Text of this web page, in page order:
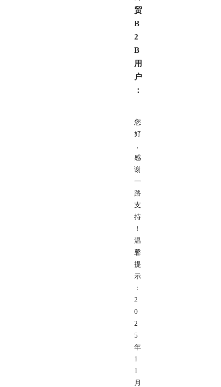
贸
B
2
B
用
户
：
您
好
，
感
谢
一
路
支
持
！
温
馨
提
示
：
2
0
2
5
年
1
1
月